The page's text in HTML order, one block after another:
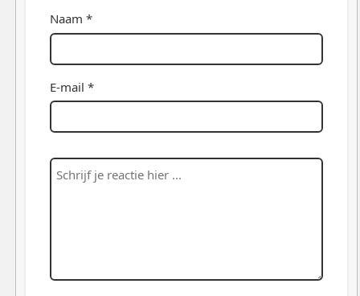
Naam *
E-mail *